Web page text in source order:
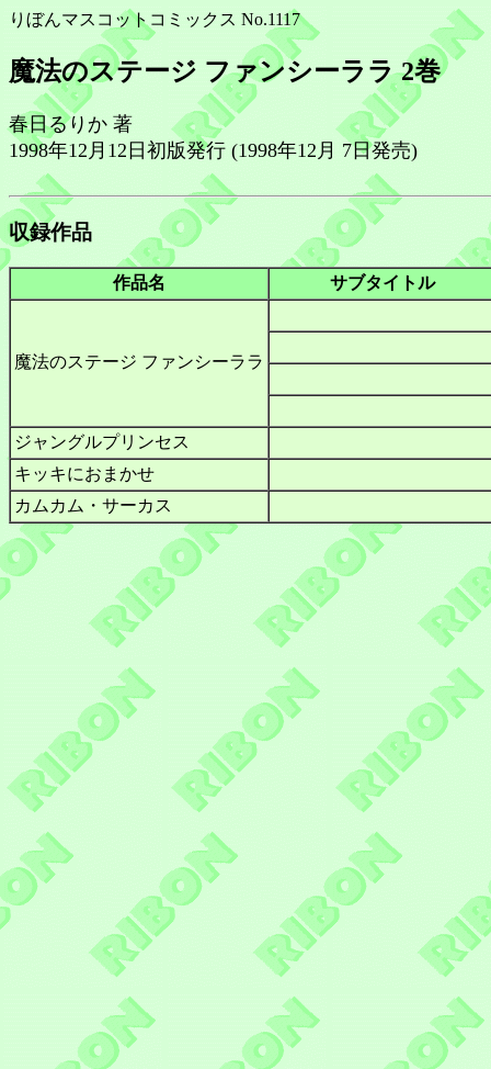
りぼんマスコットコミックス No.1117
魔法のステージ ファンシーララ 2巻
春日るりか 著
1998年12月12日初版発行 (1998年12月 7日発売)
収録作品
作品名 サブタイトル
魔法のステージ ファンシーララ
ジャングルプリンセス
キッキにおまかせ
カムカム・サーカス